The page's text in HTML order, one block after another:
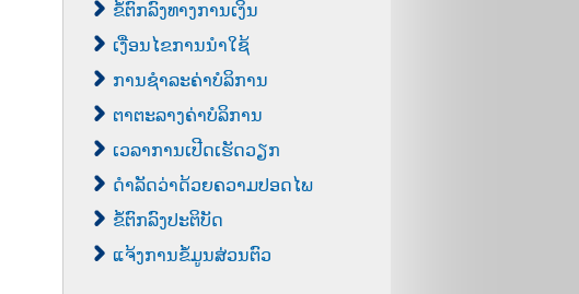
ຂໍ້ຕົກລົງທາງການເງິນ
ເງື່ອນໄຂການນຳໃຊ້
ການຊຳລະຄ່າບໍລິການ
ຕາຕະລາງຄ່າບໍລິການ
ເວລາການເປີດເຮັດວຽກ
ດຳລັດວ່າດ້ວຍຄວາມປອດໄພ
ຂໍ້ຕົກລົງປະຕິບັດ
ແຈ້ງການຂໍ້ມູນສ່ວນຕົວ